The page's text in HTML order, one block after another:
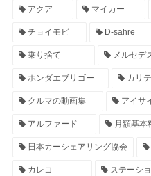
アクア マイカー
チョイモビ D-sahre
乗り捨て メルセデ
ホンダエブリゴー カリ
クルマの動画集 アイサ
アルファード 月額基本
日本カーシェアリング協会
カレコ ステーシ